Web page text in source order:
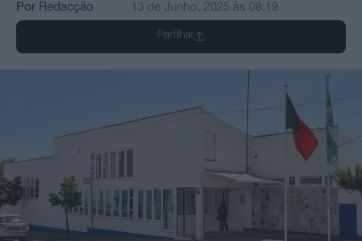
Por Redacção 13 de Junho, 2025 às 08:19
Partilhar